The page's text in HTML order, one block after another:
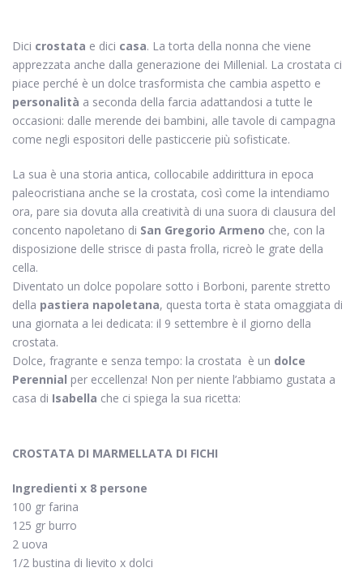
Dici crostata e dici casa. La torta della nonna che viene
apprezzata anche dalla generazione dei Millenial. La crostata ci
piace perché è un dolce trasformista che cambia aspetto e
personalità a seconda della farcia adattandosi a tutte le
occasioni: dalle merende dei bambini, alle tavole di campagna
come negli espositori delle pasticcerie più sofisticate.
La sua è una storia antica, collocabile addirittura in epoca
paleocristiana anche se la crostata, così come la intendiamo
ora, pare sia dovuta alla creatività di una suora di clausura del
concento napoletano di San Gregorio Armeno che, con la
disposizione delle strisce di pasta frolla, ricreò le grate della
cella.
Diventato un dolce popolare sotto i Borboni, parente stretto
della pastiera napoletana, questa torta è stata omaggiata di
una giornata a lei dedicata: il 9 settembre è il giorno della
crostata.
Dolce, fragrante e senza tempo: la crostata è un dolce
Perennial per eccellenza! Non per niente l’abbiamo gustata a
casa di Isabella che ci spiega la sua ricetta:
CROSTATA DI MARMELLATA DI FICHI
Ingredienti x 8 persone
100 gr farina
125 gr burro
2 uova
1/2 bustina di lievito x dolci